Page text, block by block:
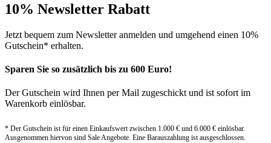
10% Newsletter Rabatt
Jetzt bequem zum Newsletter anmelden und umgehend einen 10%
Gutschein* erhalten.
Sparen Sie so zusätzlich bis zu 600 Euro!
Der Gutschein wird Ihnen per Mail zugeschickt und ist sofort im
Warenkorb einlösbar.
* Der Gutschein ist für einen Einkaufswert zwischen 1.000 € und 6.000 € einlösbar.
Ausgenommen hiervon sind Sale Angebote. Eine Barauszahlung ist ausgeschlossen.